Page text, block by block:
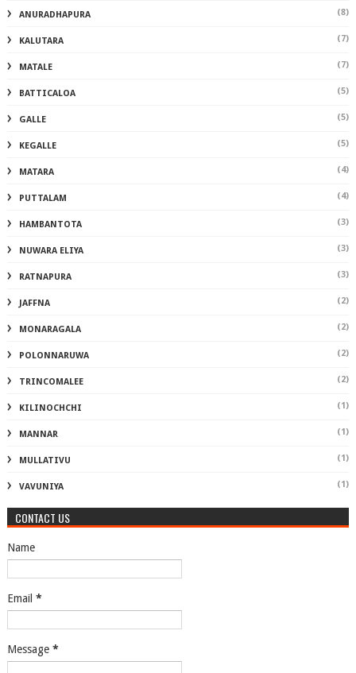
ANURADHAPURA (8)
KALUTARA (7)
MATALE (7)
BATTICALOA (5)
GALLE (5)
KEGALLE (5)
MATARA (4)
PUTTALAM (4)
HAMBANTOTA (3)
NUWARA ELIYA (3)
RATNAPURA (3)
JAFFNA (2)
MONARAGALA (2)
POLONNARUWA (2)
TRINCOMALEE (2)
KILINOCHCHI (1)
MANNAR (1)
MULLATIVU (1)
VAVUNIYA (1)
CONTACT US
Name
Email *
Message *